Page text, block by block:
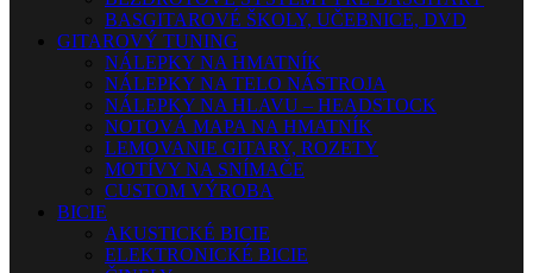
BASGITAROVÉ ŠKOLY, UČEBNICE, DVD
GITAROVÝ TUNING
NÁLEPKY NA HMATNÍK
NÁLEPKY NA TELO NÁSTROJA
NÁLEPKY NA HLAVU – HEADSTOCK
NOTOVÁ MAPA NA HMATNÍK
LEMOVANIE GITARY, ROZETY
MOTÍVY NA SNÍMAČE
CUSTOM VÝROBA
BICIE
AKUSTICKÉ BICIE
ELEKTRONICKÉ BICIE